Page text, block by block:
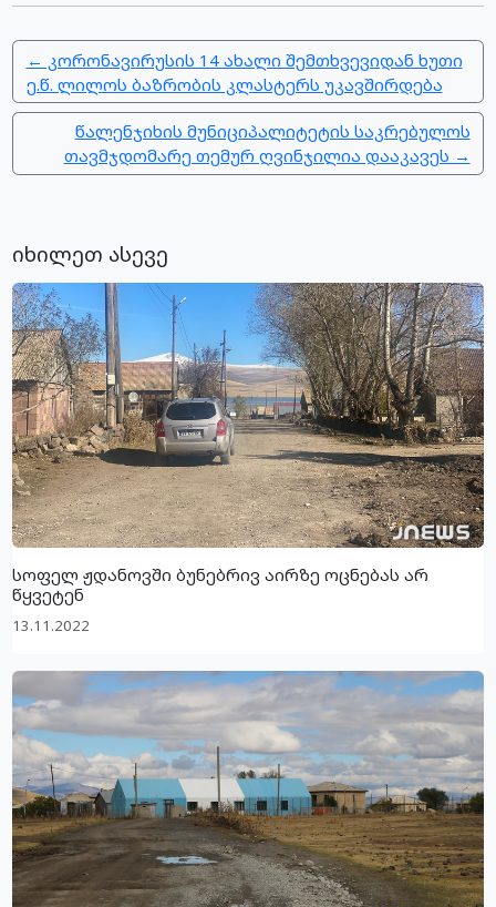
← კორონავირუსის 14 ახალი შემთხვევიდან ხუთი
ე.წ. ლილოს ბაზრობის კლასტერს უკავშირდება
წალენჯიხის მუნიციპალიტეტის საკრებულოს
თავმჯდომარე თემურ ღვინჯილია დააკავეს →
იხილეთ ასევე
სოფელ ჟდანოვში ბუნებრივ აირზე ოცნებას არ
წყვეტენ
13.11.2022